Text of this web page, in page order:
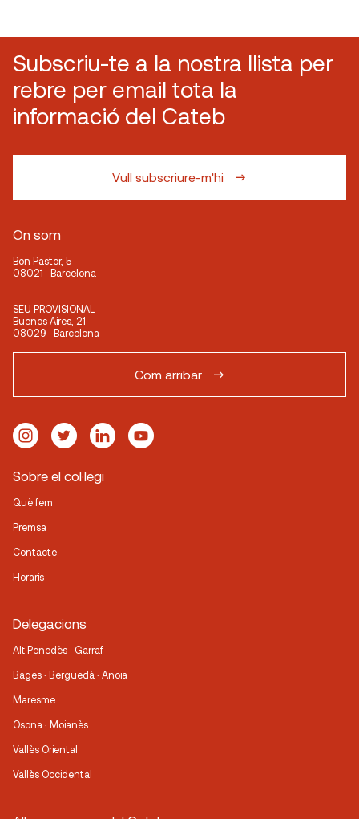
Subscriu-te a la nostra llista per
rebre per email tota la
informació del Cateb
Vull subscriure-m'hi
On som
Bon Pastor, 5
08021 · Barcelona
SEU PROVISIONAL
Buenos Aires, 21
08029 · Barcelona
Com arribar
Sobre el col·legi
Què fem
Premsa
Contacte
Horaris
Delegacions
Alt Penedès · Garraf
Bages · Berguedà · Anoia
Maresme
Osona · Moianès
Vallès Oriental
Vallès Occidental